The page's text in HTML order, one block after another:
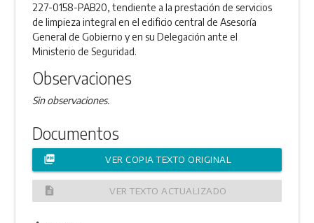
227-0158-PAB20, tendiente a la prestación de servicios
de limpieza integral en el edificio central de Asesoría
General de Gobierno y en su Delegación ante el
Ministerio de Seguridad.
Observaciones
Sin observaciones.
Documentos
picture_as_pdf VER COPIA TEXTO ORIGINAL
description VER TEXTO ACTUALIZADO